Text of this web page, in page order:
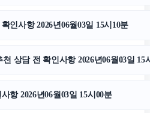
인사항 2026년06월03일 15시10분
상담 전 확인사항 2026년06월03일 15
항 2026년06월03일 15시00분